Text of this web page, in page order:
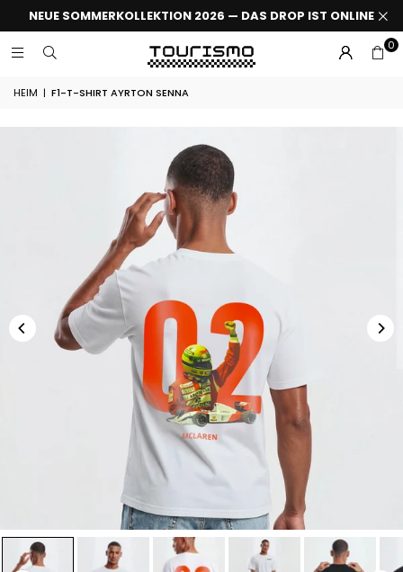
NEUE SOMMERKOLLEKTION 2026 — DAS DROP IST ONLINE
0
HEIM | F1-T-SHIRT AYRTON SENNA